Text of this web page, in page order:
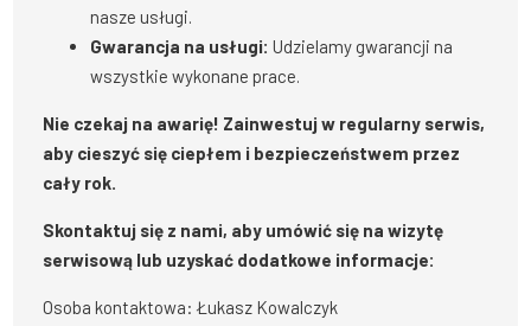
nasze usługi.
Gwarancja na usługi: Udzielamy gwarancji na
wszystkie wykonane prace.
Nie czekaj na awarię! Zainwestuj w regularny serwis,
aby cieszyć się ciepłem i bezpieczeństwem przez
cały rok.
Skontaktuj się z nami, aby umówić się na wizytę
serwisową lub uzyskać dodatkowe informacje:
Osoba kontaktowa: Łukasz Kowalczyk